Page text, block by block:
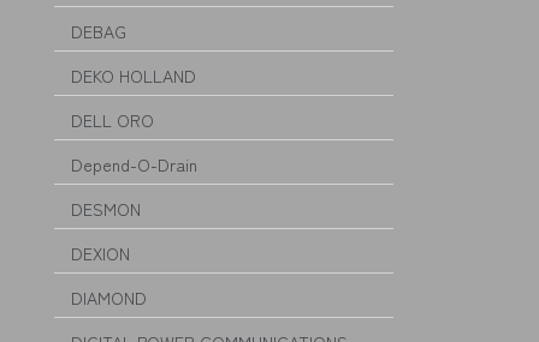
DEBAG
DEKO HOLLAND
DELL ORO
Depend-O-Drain
DESMON
DEXION
DIAMOND